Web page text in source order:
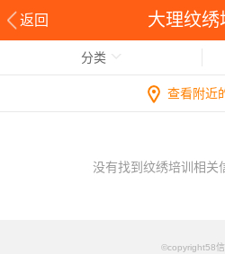
返回 大理纹绣
分类
查看附近
没有找到纹绣培训相关
©copyright58